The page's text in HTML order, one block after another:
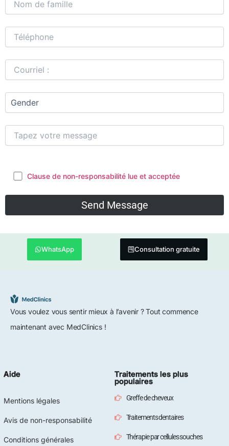
Clause de non-responsabilité lue et acceptée
WhatsApp Consultation gratuite
Vous voulez vous sentir mieux à l’avenir ? Tout commence
maintenant avec MedClinics !
Aide
Mentions légales
Avis de non-responsabilité
Conditions générales
Traitements les plus
populaires
Greffe de cheveux
Traitements dentaires
Thérapie par cellules souches